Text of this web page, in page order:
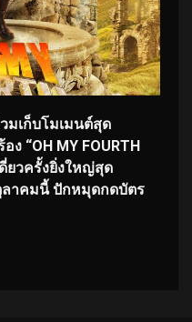
มเก็บโมเมนต์สุด
“OH MY FOURTH
ดี่ยวครั้งยิ่งใหญ่สุด
ลาคมนี้ ปักหมุดกดบัตร